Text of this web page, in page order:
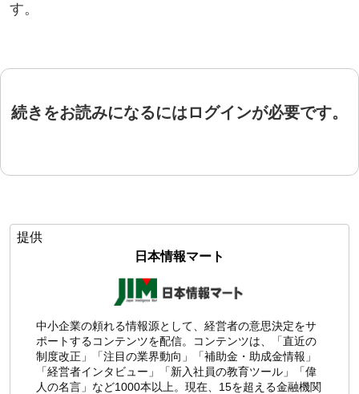
す。
続きをお読みになるにはログインが必要です。
提供
日本情報マート
中小企業の頼れる情報源として、経営者の意思決定をサ
ポートするコンテンツを配信。コンテンツは、「直近の
制度改正」「注目の業界動向」「補助金・助成金情報」
「経営者インタビュー」「新入社員の教育ツール」「偉
人の名言」など1000本以上。現在、15を超える金融機関